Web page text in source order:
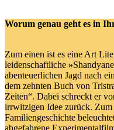
Worum genau geht es in
Zum einen ist es eine Art
leidenschaftliche »
abenteuerlichen Jagd nach
dem zehnten Buch von
Zeiten“. Dabei schreckt er
irrwitzigen Idee zurück. Zum
Familiengeschichte